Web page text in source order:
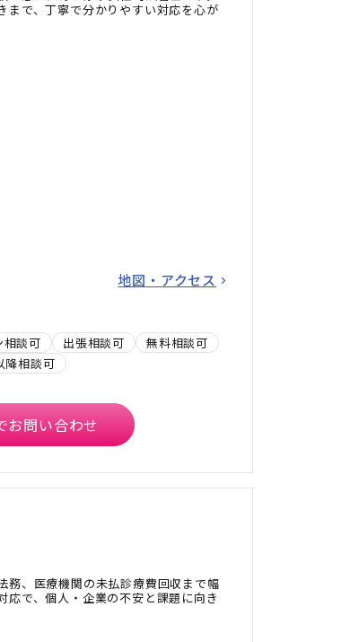
まで、丁寧で分かりやすい対応を心が
地図・アクセス
相談可 出張相談可
無料相談可
降相談可
お問い合わせ
務、医療機関の未払診療費回収まで幅
応で、個人・企業の不安と課題に向き